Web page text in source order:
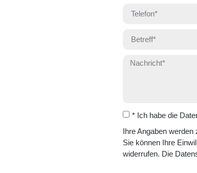
* Ich habe die
Ihre Angaben
Sie können Ihre
widerrufen. Die